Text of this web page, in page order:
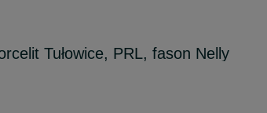
Tułowice, PRL, fason Nelly